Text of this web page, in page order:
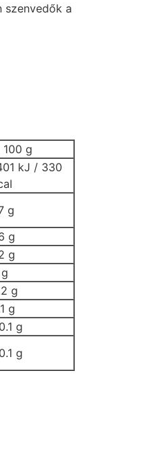
szenvedők a
100 g
kJ / 330
g
g
g
g
g
g
g